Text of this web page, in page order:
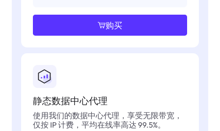
购买
静态数据中心代理
使用我们的数据中心代理，享受无限带宽，
仅按 IP 计费，平均在线率高达 99.5%。